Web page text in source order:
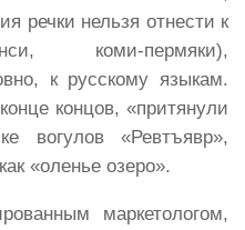
речки нельзя отнести к
коми-пермяки),
к русскому языкам.
концов, «притянули
вогулов «Ревтъявр»,
«оленье озеро».
маркетологом,